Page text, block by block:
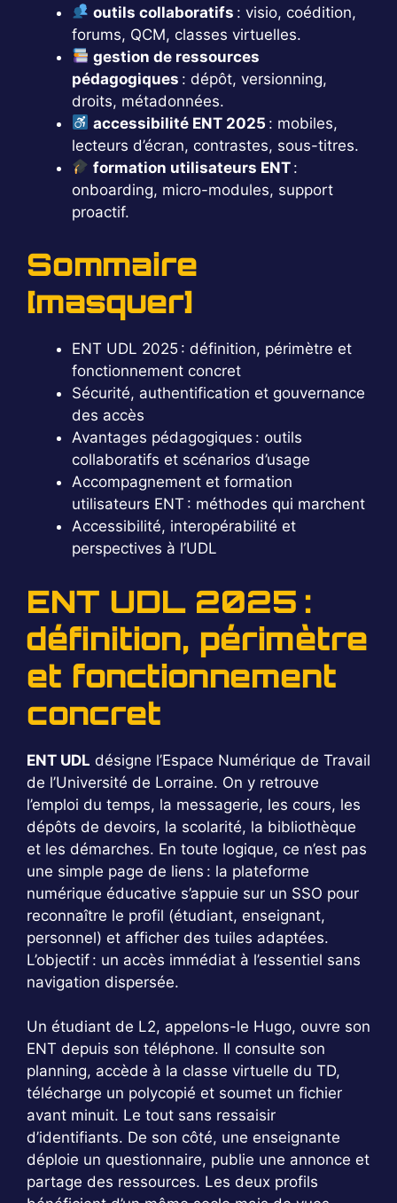
outils collaboratifs : visio, coédition,
forums, QCM, classes virtuelles.
gestion de ressources
pédagogiques : dépôt, versionning,
droits, métadonnées.
accessibilité ENT 2025 : mobiles,
lecteurs d’écran, contrastes, sous-titres.
formation utilisateurs ENT :
onboarding, micro-modules, support
proactif.
Sommaire
[masquer]
ENT UDL 2025 : définition, périmètre et
fonctionnement concret
Sécurité, authentification et gouvernance
des accès
Avantages pédagogiques : outils
collaboratifs et scénarios d’usage
Accompagnement et formation
utilisateurs ENT : méthodes qui marchent
Accessibilité, interopérabilité et
perspectives à l’UDL
ENT UDL 2025 :
définition, périmètre
et fonctionnement
concret
ENT UDL désigne l’Espace Numérique de Travail
de l’Université de Lorraine. On y retrouve
l’emploi du temps, la messagerie, les cours, les
dépôts de devoirs, la scolarité, la bibliothèque
et les démarches. En toute logique, ce n’est pas
une simple page de liens : la plateforme
numérique éducative s’appuie sur un SSO pour
reconnaître le profil (étudiant, enseignant,
personnel) et afficher des tuiles adaptées.
L’objectif : un accès immédiat à l’essentiel sans
navigation dispersée.
Un étudiant de L2, appelons-le Hugo, ouvre son
ENT depuis son téléphone. Il consulte son
planning, accède à la classe virtuelle du TD,
télécharge un polycopié et soumet un fichier
avant minuit. Le tout sans ressaisir
d’identifiants. De son côté, une enseignante
déploie un questionnaire, publie une annonce et
partage des ressources. Les deux profils